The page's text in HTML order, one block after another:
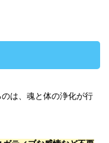
は、魂と体の浄化が行